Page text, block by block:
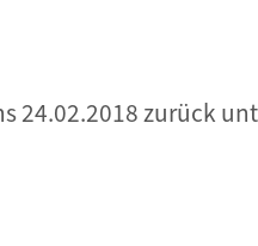
24.02.2018 zurück